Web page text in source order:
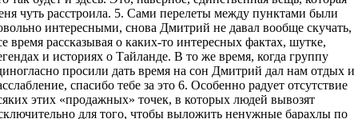
чуть расстроила. 5. Сами перелеты между пунктами были
интересными, снова Дмитрий не давал вообще скучать,
время рассказывая о каких-то интересных фактах, шутке,
и историях о Тайланде. В то же время, когда группу
просили дать время на сон Дмитрий дал нам отдых и
спасибо тебе за это 6. Особенно радует отсутствие
этих «продажных» точек, в которых людей вывозят
для того, чтобы выложить ненужные барахлы по